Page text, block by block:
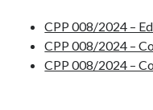
CPP 008/2024 –
CPP 008/2024 –
CPP 008/2024 –